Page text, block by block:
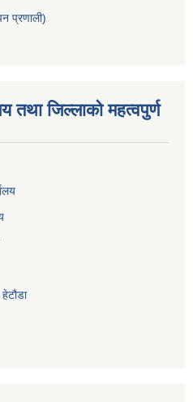
प्रणाली)
तथा जिल्लाको महत्वपुर्ण